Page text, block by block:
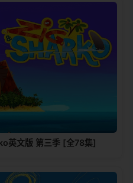
英文版 第三季 [全78集]